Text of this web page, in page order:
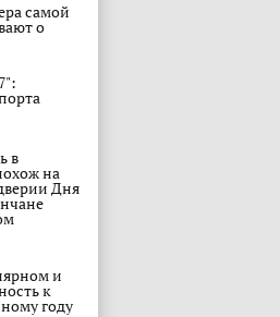
самой
о
в
на
Дня
и
к
году